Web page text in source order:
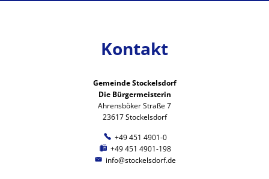
Kontakt
Gemeinde Stockelsdorf
Die Bürgermeisterin
Ahrensböker Straße 7
23617 Stockelsdorf
+49 451 4901-0
+49 451 4901-198
info@stockelsdorf.de